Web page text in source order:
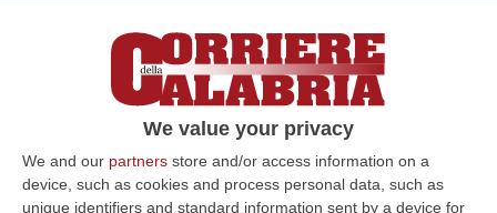
We value your privacy
We and our partners store and/or access information on a
device, such as cookies and process personal data, such as
unique identifiers and standard information sent by a device for
Clicca e segui “Corriere della Calabria” su Google News
Una donna di 25 anni con diabete di
tipo 1 ha iniziato a produrre la propria
insulina meno di tre mesi dopo aver ricevuto